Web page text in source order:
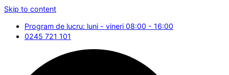
Skip to content
Program de lucru: luni - vineri 08:00 - 16:00
0245 721 101